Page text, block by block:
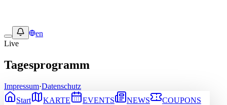
en
Live
Tagesprogramm
Impressum·Datenschutz
Start
KARTE EVENTS NEWS
COUPONS